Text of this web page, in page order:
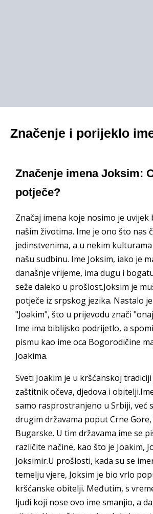
Značenje i porijeklo
Značenje imena Joksim:
potječe?
Značaj imena koje nosimo je uvijek
našim životima. Ime je ono što nas
jedinstvenima, a u nekim
našu sudbinu. Ime Joksim, iako je
današnje vrijeme, ima dugu i
seže daleko u prošlost.Joksim je
potječe iz srpskog jezika. Nastalo
"Joakim", što u prijevodu znači
Ime ima biblijsko podrijetlo, a
pismu kao ime oca Bogorodičine
Joakima.
Sveti Joakim je u kršćanskoj
zaštitnik očeva, djedova i
samo rasprostranjeno u Srbiji, već
drugim državama poput Crne
Bugarske. U tim državama ime se
različite načine, kao što je Joakim,
Joksimir.U prošlosti, kada su se
temelju vjere, Joksim je bio vrlo
kršćanske obitelji. Međutim, s
ljudi koji nose ovo ime smanjio, a